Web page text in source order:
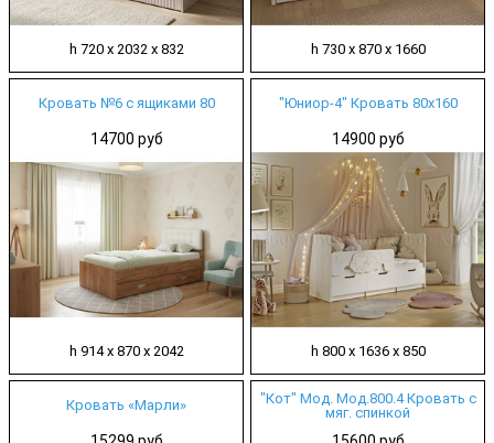
h 720 х 2032 х 832 h 730 х 870 х 1660
Кровать №6 с ящиками 80
14700 руб
h 914 х 870 х 2042
"Юниор-4" Кровать 80х160
14900 руб
h 800 х 1636 х 850
Кровать «Марли»
"Кот" Мод. Мод.800.4 Кровать с
мяг. спинкой